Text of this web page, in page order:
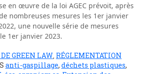
en œuvre de la loi AGEC prévoit, après
nombreuses mesures les 1er janvier
une nouvelle série de mesures
1er janvier 2023.
GREEN LAW RÉGLEMENTATION
anti-gaspillage, déchets plastiques,